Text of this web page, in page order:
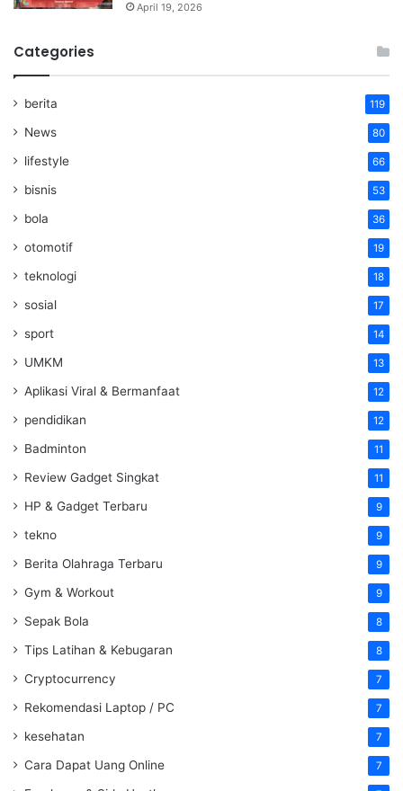
April 19, 2026
Categories
berita 119
News 80
lifestyle 66
bisnis 53
bola 36
otomotif 19
teknologi 18
sosial 17
sport 14
UMKM 13
Aplikasi Viral & Bermanfaat 12
pendidikan 12
Badminton 11
Review Gadget Singkat 11
HP & Gadget Terbaru 9
tekno 9
Berita Olahraga Terbaru 9
Gym & Workout 9
Sepak Bola 8
Tips Latihan & Kebugaran 8
Cryptocurrency 7
Rekomendasi Laptop / PC 7
kesehatan 7
Cara Dapat Uang Online 7